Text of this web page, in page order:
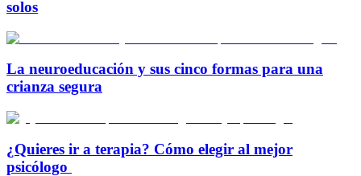
solos
La neuroeducación y sus cinco formas para una
crianza segura
¿Quieres ir a terapia? Cómo elegir al mejor
psicólogo